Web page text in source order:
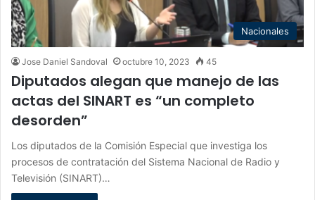
Nacionales
Jose Daniel Sandoval octubre 10, 2023 45
Diputados alegan que manejo de las
actas del SINART es “un completo
desorden”
Los diputados de la Comisión Especial que investiga los
procesos de contratación del Sistema Nacional de Radio y
Televisión (SINART)…